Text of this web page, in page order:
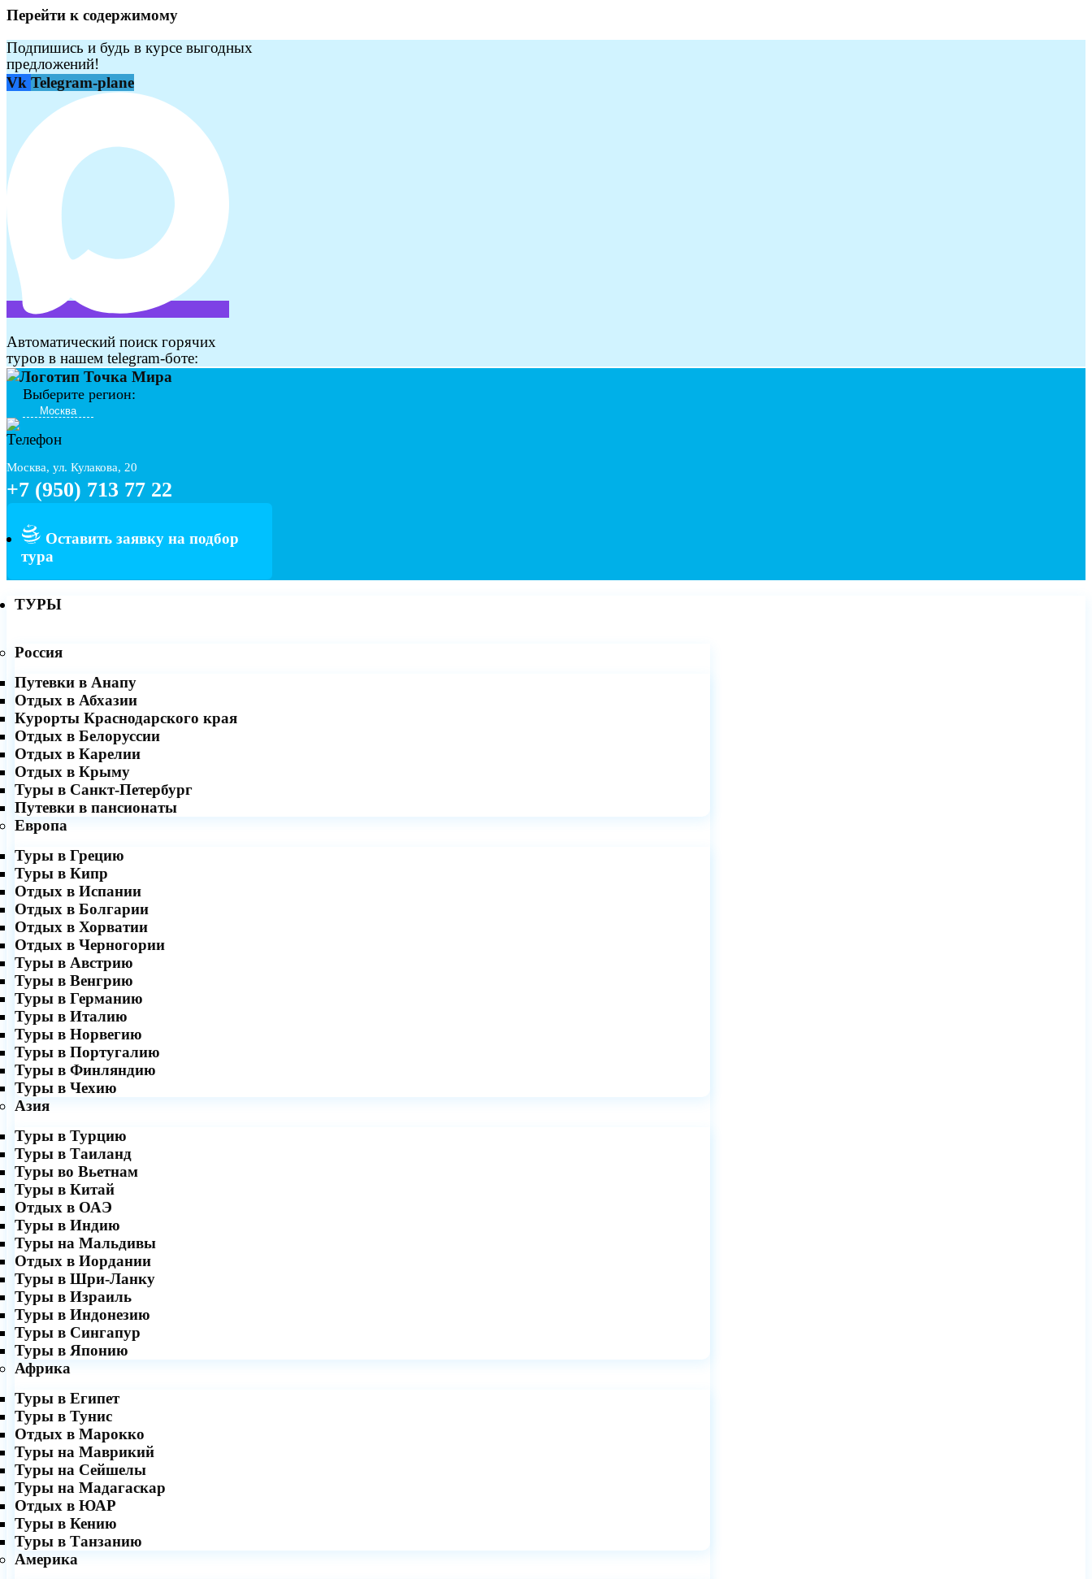
Перейти к содержимому
Подпишись и будь в курсе выгодных
предложений!
Vk Telegram-plane
Автоматический поиск горячих
туров в нашем telegram-боте:
Выберите регион:
Москва, ул. Кулакова, 20
+7 (950) 713 77 22
Оставить заявку на подбор
тура
ТУРЫ
Россия
Путевки в Анапу
Отдых в Абхазии
Курорты Краснодарского края
Отдых в Белоруссии
Отдых в Карелии
Отдых в Крыму
Туры в Санкт-Петербург
Путевки в пансионаты
Европа
Туры в Грецию
Туры в Кипр
Отдых в Испании
Отдых в Болгарии
Отдых в Хорватии
Отдых в Черногории
Туры в Австрию
Туры в Венгрию
Туры в Германию
Туры в Италию
Туры в Норвегию
Туры в Португалию
Туры в Финляндию
Туры в Чехию
Азия
Туры в Турцию
Туры в Таиланд
Туры во Вьетнам
Туры в Китай
Отдых в ОАЭ
Туры в Индию
Туры на Мальдивы
Отдых в Иордании
Туры в Шри-Ланку
Туры в Израиль
Туры в Индонезию
Туры в Сингапур
Туры в Японию
Африка
Туры в Египет
Туры в Тунис
Отдых в Марокко
Туры на Маврикий
Туры на Сейшелы
Туры на Мадагаскар
Отдых в ЮАР
Туры в Кению
Туры в Танзанию
Америка